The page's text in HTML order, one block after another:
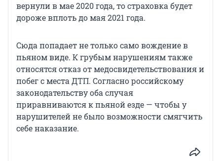
вернули в мае 2020 года, то страховка будет
дороже вплоть до мая 2021 года.
Сюда попадает не только само вождение в
пьяном виде. К грубым нарушениям также
относятся отказ от медосвидетельствования и
побег с места ДТП. Согласно российскому
законодательству оба случая
приравниваются к пьяной езде — чтобы у
нарушителей не было возможности смягчить
себе наказание.